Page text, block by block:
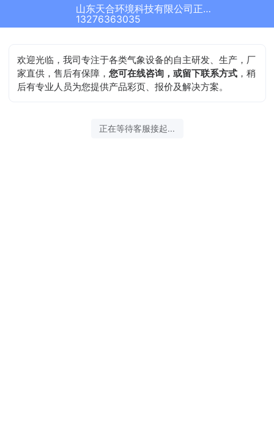
山东天合环境科技有限公司正在为您服务
13276363035
欢迎光临，我司专注于各类气象设备的自主研发、生产，厂
家直供，售后有保障，您可在线咨询，或留下联系方式 ，稍
后有专业人员为您提供产品彩页、报价及解决方案。
2026-08-07 14:46:36 开始沟通